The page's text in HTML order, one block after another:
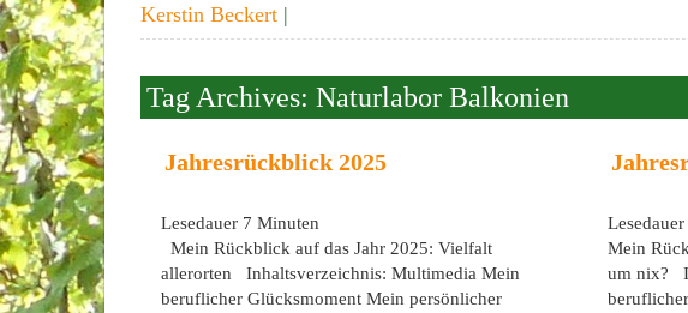
Kerstin Beckert |
Tag Archives: Naturlabor Balkonien
Jahresrückblick 2025
Lesedauer 7 Minuten
Mein Rückblick auf das Jahr 2025: Vielfalt
allerorten Inhaltsverzeichnis: Multimedia Mein
beruflicher Glücksmoment Mein persönlicher
Lesedauer
Mein
um nix?